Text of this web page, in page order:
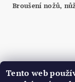
Broušení nožů,
Tento web